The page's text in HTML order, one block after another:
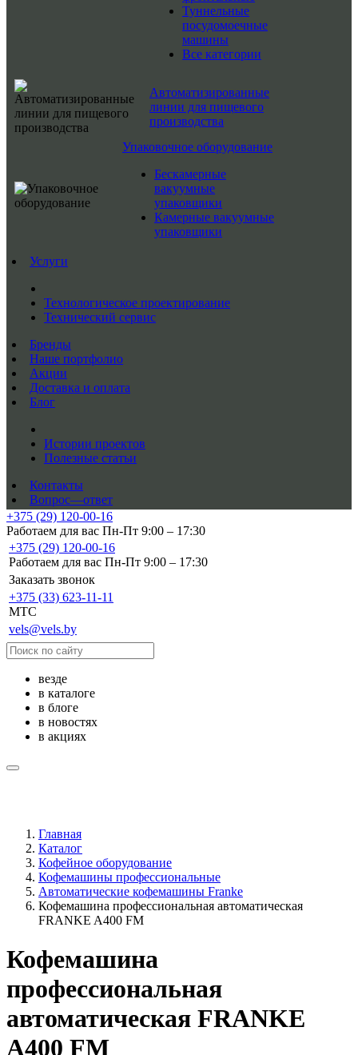
Туннельные
посудомоечные
машины
Все категории
Автоматизированные
линии для пищевого
производства
Упаковочное оборудование
Бескамерные
вакуумные
упаковщики
Камерные вакуумные
упаковщики
Услуги
Технологическое проектирование
Технический сервис
Бренды
Наше портфолио
Акции
Доставка и оплата
Блог
Истории проектов
Полезные статьи
Контакты
Вопрос—ответ
+375 (29) 120-00-16
Работаем для вас Пн-Пт 9:00 – 17:30
+375 (29) 120-00-16
Работаем для вас Пн-Пт 9:00 – 17:30
Заказать звонок
+375 (33) 623-11-11
MTC
vels@vels.by
везде
в каталоге
в блоге
в новостях
в акциях
Главная
Каталог
Кофейное оборудование
Кофемашины профессиональные
Автоматические кофемашины Franke
Кофемашина профессиональная автоматическая
FRANKE A400 FM
Кофемашина
профессиональная
автоматическая FRANKE
A400 FM